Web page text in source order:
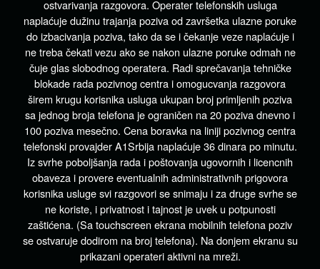
ostvarivanja razgovora. Operater telefonskih usluga
naplaćuje dužinu trajanja poziva od završetka ulazne poruke
do izbacivanja poziva, tako da se i čekanje veze naplaćuje i
ne treba čekati vezu ako se nakon ulazne poruke odmah ne
čuje glas slobodnog operatera. Radi sprečavanja tehničke
blokade rada pozivnog centra i omogucvanja razgovora
širem krugu korisnika usluga ukupan broj primljenih poziva
sa jednog broja telefona je ograničen na 20 poziva dnevno i
100 poziva mesečno. Cena boravka na liniji pozivnog centra
telefonski provajder A1Srbija naplaćuje 36 dinara po minutu.
Iz svrhe poboljšanja rada i poštovanja ugovornih i licencnih
obaveza i provere eventualnih administrativnih prigovora
korisnika usluge svi razgovori se snimaju i za druge svrhe se
ne koriste, i privatnost i tajnost je uvek u potpunosti
zaštićena. (Sa touchscreen ekrana mobilnih telefona poziv
se ostvaruje dodirom na broj telefona). Na donjem ekranu su
prikazani operateri aktivni na mreži.